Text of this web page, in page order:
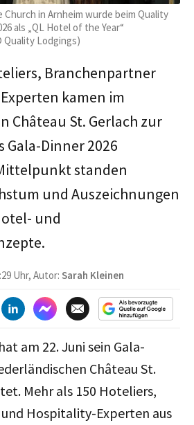
in Arnheim wurde beim Quality
als „QL Hotel of the Year“
Lodgings)
Branchenpartner
kamen im
Château St. Gerlach zur
Gala-Dinner 2026
standen
und Auszeichnungen
und
Uhr, Autor: Sarah Kleinen
am 22. Juni sein Gala-
Château St.
Mehr als 150 Hoteliers,
Hospitality-Experten aus